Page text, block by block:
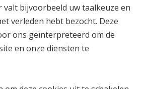
valt bijvoorbeeld uw taalkeuze en
verleden hebt bezocht. Deze
ons geïnterpreteerd om de
en onze diensten te